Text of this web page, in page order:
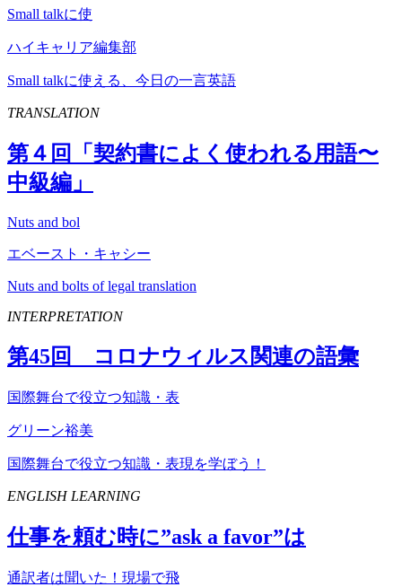
Small talkに使
ハイキャリア編集部
Small talkに使える、今日の一言英語
TRANSLATION
第４回「契約書によく使われる用語〜
中級編」
Nuts and bol
エベースト・キャシー
Nuts and bolts of legal translation
INTERPRETATION
第45回 コロナウィルス関連の語彙
国際舞台で役立つ知識・表
グリーン裕美
国際舞台で役立つ知識・表現を学ぼう！
ENGLISH LEARNING
仕事を頼む時に”ask a favor”は
通訳者は聞いた！現場で飛